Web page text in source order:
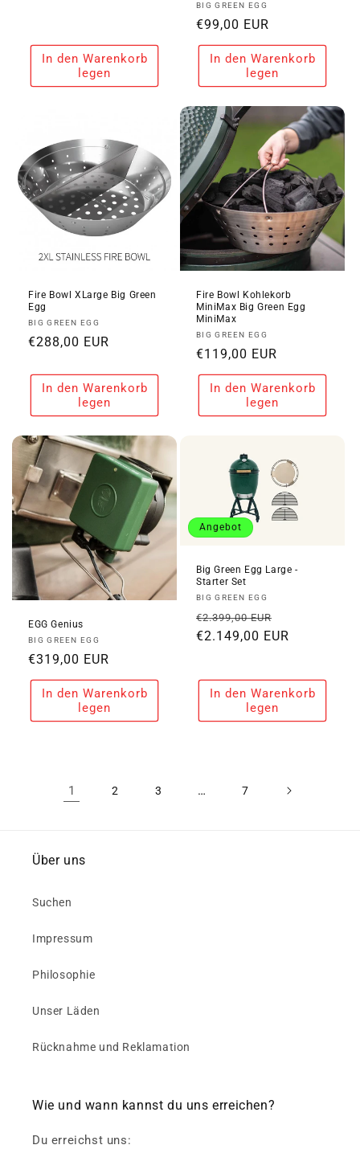
In den Warenkorb
legen
Anbieter:
BIG GREEN EGG
Normaler
Preis
€99,00 EUR
In den Warenkorb
legen
Fire Bowl XLarge Big Green
Egg
Anbieter:
BIG GREEN EGG
Normaler
€288,00 EUR
In den Warenkorb
legen
Fire Bowl Kohlekorb
MiniMax Big Green Egg
MiniMax
Anbieter:
BIG GREEN EGG
Normaler
Preis
€119,00 EUR
In den Warenkorb
legen
EGG Genius
Anbieter:
BIG GREEN EGG
Normaler
Preis
€319,00 EUR
In den Warenkorb
legen
Angebot
Big Green Egg Large -
Starter Set
Anbieter:
BIG GREEN EGG
Normaler
Preis
€2.399,00 EUR
€2.149,00 EUR
In den Warenkorb
legen
1 2 3 … 7
Über uns
Suchen
Impressum
Philosophie
Unser Läden
Rücknahme und Reklamation
Wie und wann kannst du uns erreichen?
Du erreichst uns: